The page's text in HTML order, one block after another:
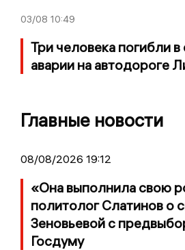
03/08 10:49
Три человека погибли
аварии на автодороге
Главные новости
08/08/2026 19:12
«Она выполнила свою
политолог Слатинов о
Зеновьевой с
Госдуму